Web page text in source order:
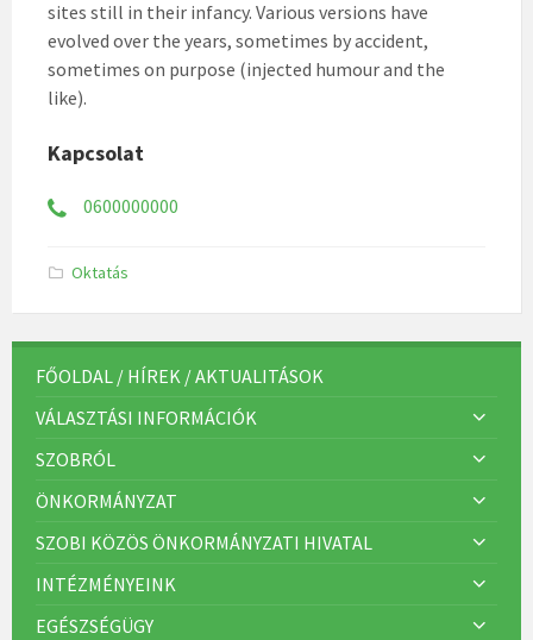
sites still in their infancy. Various versions have
evolved over the years, sometimes by accident,
sometimes on purpose (injected humour and the
like).
Kapcsolat
0600000000
K
r
i
k
Oktatás
FŐOLDAL / HÍREK / AKTUALITÁSOK
VÁLASZTÁSI INFORMÁCIÓK
SZOBRÓL
ÖNKORMÁNYZAT
SZOBI KÖZÖS ÖNKORMÁNYZATI HIVATAL
INTÉZMÉNYEINK
EGÉSZSÉGÜGY